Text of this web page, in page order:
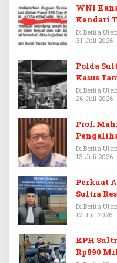
WNI
Kendari
Di Berita
31 Juli 2026
Polda
Kasus
Di Berita
26 Juli 2026
Prof.
Febrie
Di Berita
13 Juli 2026
Perkuat
Sultra
PERADI
Di Berita
12 Juli 2026
KPH
Rp890